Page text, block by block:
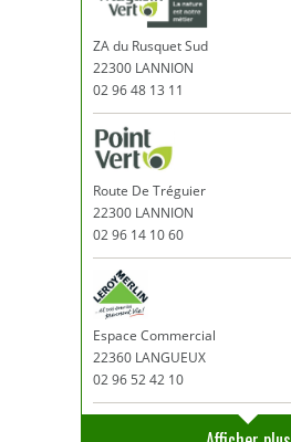
ZA du Rusquet Sud
22300 LANNION
02 96 48 13 11
Route De Tréguier
22300 LANNION
02 96 14 10 60
Espace Commercial
22360 LANGUEUX
02 96 52 42 10